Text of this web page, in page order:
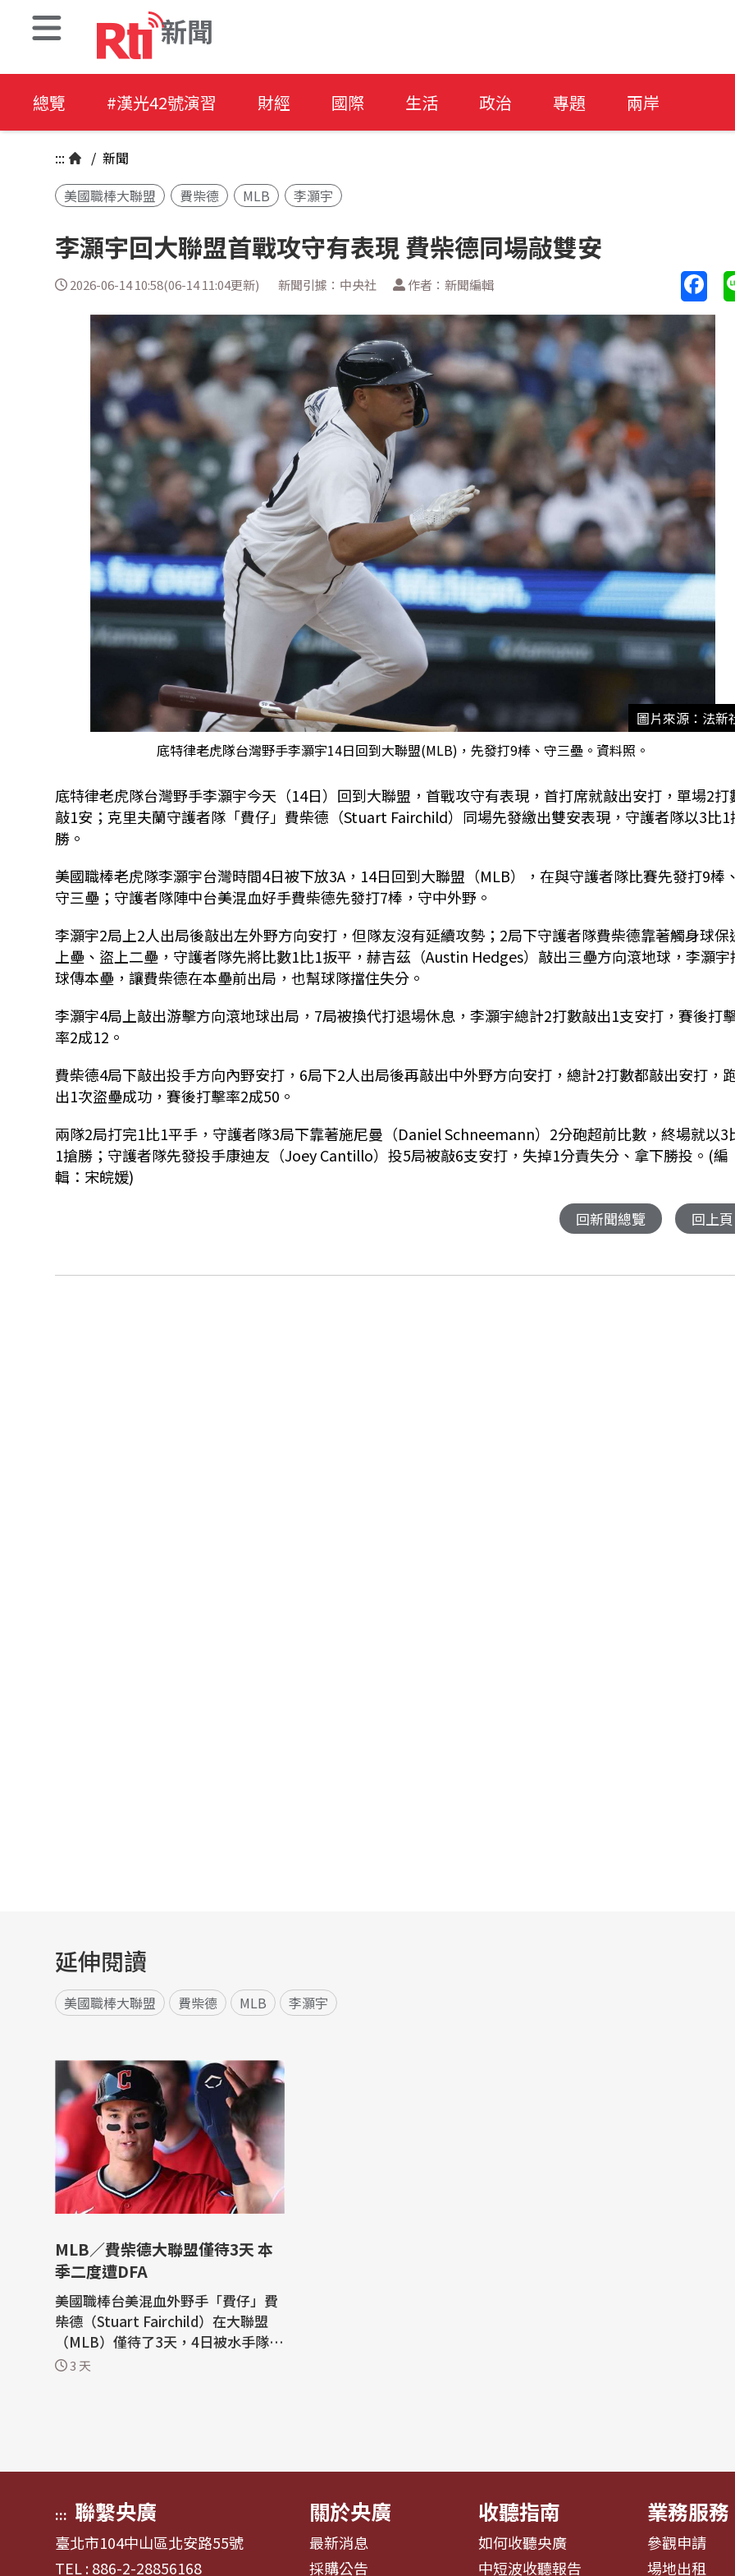
新聞
總覽 #漢光42號演習 財經 國際 生活 政治 專題 兩岸
::: / 新聞
美國職棒大聯盟
費柴德 MLB 李灝宇
李灝宇回大聯盟首戰攻守有表現 費柴德同場敲雙安
2026-06-14 10:58(06-14 11:04更新) 新聞引據：中央社 作者：新聞編輯
圖片來源：法新
底特律老虎隊台灣野手李灝宇14日回到大聯盟(MLB)，先發打9棒、守三壘。資料照。
底特律老虎隊台灣野手李灝宇今天（14日）回到大聯盟，首戰攻守有表現，首打席就敲出安打，單場2打
敲1安；克里夫蘭守護者隊「費仔」費柴德（Stuart Fairchild）同場先發繳出雙安表現，守護者隊以3比1
勝。
美國職棒老虎隊李灝宇台灣時間4日被下放3A，14日回到大聯盟（MLB），在與守護者隊比賽先發打9棒
守三壘；守護者隊陣中台美混血好手費柴德先發打7棒，守中外野。
李灝宇2局上2人出局後敲出左外野方向安打，但隊友沒有延續攻勢；2局下守護者隊費柴德靠著觸身球保
上壘、盜上二壘，守護者隊先將比數1比1扳平，赫吉茲（Austin Hedges）敲出三壘方向滾地球，李灝宇
球傳本壘，讓費柴德在本壘前出局，也幫球隊擋住失分。
李灝宇4局上敲出游擊方向滾地球出局，7局被換代打退場休息，李灝宇總計2打數敲出1支安打，賽後打
率2成12。
費柴德4局下敲出投手方向內野安打，6局下2人出局後再敲出中外野方向安打，總計2打數都敲出安打，
出1次盜壘成功，賽後打擊率2成50。
兩隊2局打完1比1平手，守護者隊3局下靠著施尼曼（Daniel Schneemann）2分砲超前比數，終場就以3
1搶勝；守護者隊先發投手康迪友（Joey Cantillo）投5局被敲6支安打，失掉1分責失分、拿下勝投。(編
輯：宋皖媛)
回新聞總覽 回上頁
延伸閱讀
美國職棒大聯盟 費柴德 MLB 李灝宇
MLB／費柴德大聯盟僅待3天 本
季二度遭DFA
美國職棒台美混血外野手「費仔」費
柴德（Stuart Fairchild）在大聯盟
（MLB）僅待了3天，4日被水手隊放
入指定讓渡（DFA）名單，而運動家
3 天
::: 聯繫央廣
臺北市104中山區北安路55號
TEL : 886-2-28856168
關於央廣
最新消息
採購公告
收聽指南
如何收聽央廣
中短波收聽報告
業務服務
參觀申請
場地出租